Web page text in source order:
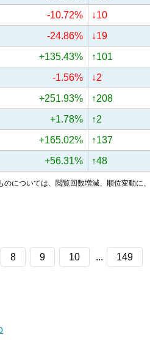
-10.72%
↓10
-24.86%
↓19
+135.43%
↑101
-1.56%
↓2
+251.93%
↑208
+1.78%
↑2
+165.02%
↑137
+56.31% ↑48
については、閲覧回数増減、順位変動に、
8 9 10 ... 149